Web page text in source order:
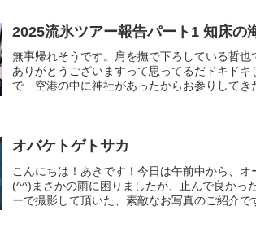
2025流氷ツ
無事帰れそうです。肩を撫で下ろしている哲
ありがとうございますって思ってるだドキド
で 空港の中に神社があったからお参りしてき
オバケトゲトサカ
こんにちは！あきです！今日は午前中から、
(^^)まさかの雨に困りましたが、止んで良か
ーで撮影して頂いた、素敵なお写真のご紹介で